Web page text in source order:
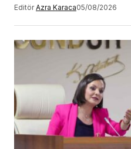
Editör Azra Karaca05/08/2026